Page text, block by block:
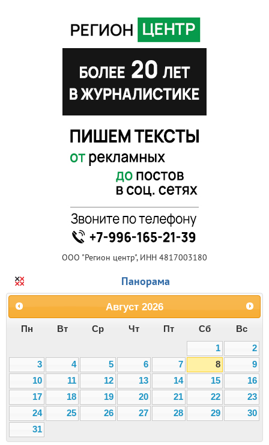
ООО "Регион центр", ИНН 4817003180
Панорама
Август 2026
Пн Вт Ср Чт Пт Сб
Вс
1
2
3
4 5 6 7 8
9
10
11 12 13 14 15
16
17
18 19 20 21 22
23
24
25 26 27 28 29
30
31